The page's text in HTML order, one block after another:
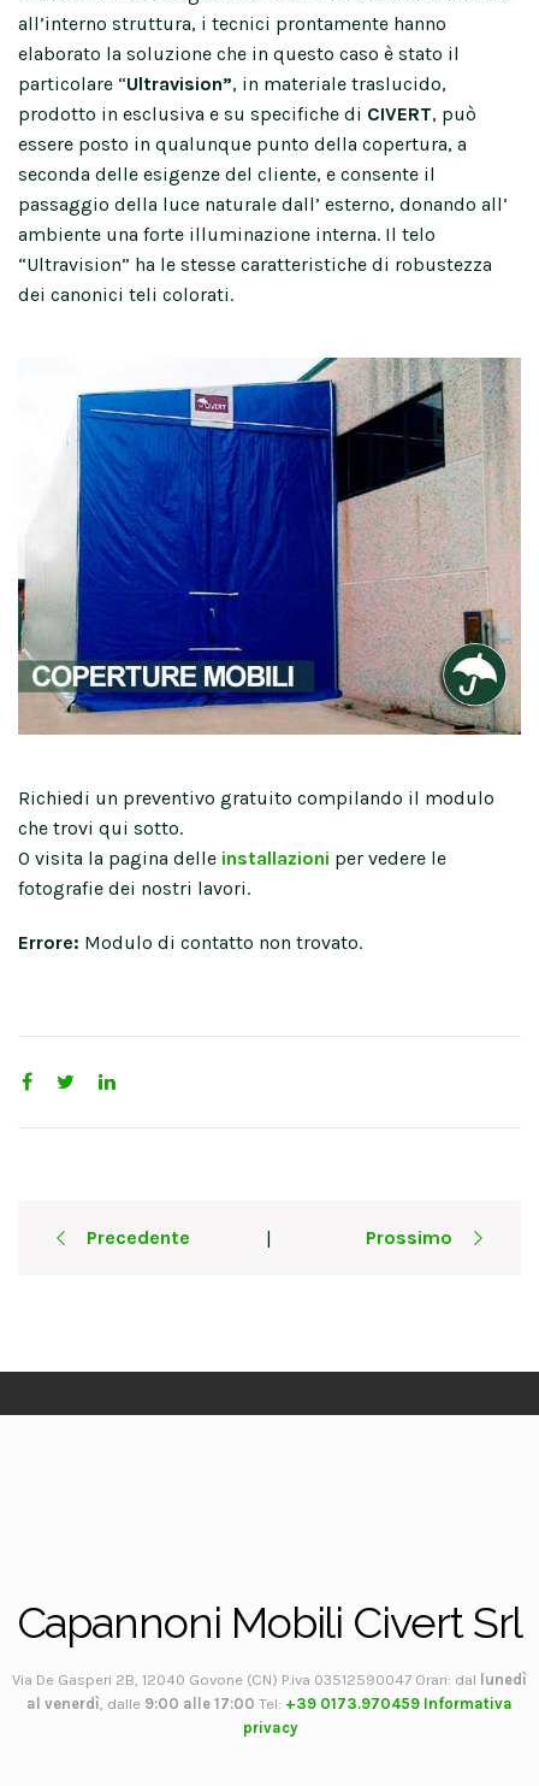
all’interno struttura, i tecnici prontamente hanno
elaborato la soluzione che in questo caso è stato il
particolare “Ultravision”, in materiale traslucido,
prodotto in esclusiva e su specifiche di CIVERT, può
essere posto in qualunque punto della copertura, a
seconda delle esigenze del cliente, e consente il
passaggio della luce naturale dall’ esterno, donando all’
ambiente una forte illuminazione interna. Il telo
“Ultravision” ha le stesse caratteristiche di robustezza
dei canonici teli colorati.
Richiedi un preventivo gratuito compilando il modulo
che trovi qui sotto.
O visita la pagina delle installazioni per vedere le
fotografie dei nostri lavori.
Errore: Modulo di contatto non trovato.
navigationPrecedente | Prossimo
Capannoni Mobili Civert Srl
Via De Gasperi 2B, 12040 Govone (CN) P.iva 03512590047 Orari: dal lunedì
al venerdì, dalle 9:00 alle 17:00 Tel: +39 0173.970459 Informativa
privacy